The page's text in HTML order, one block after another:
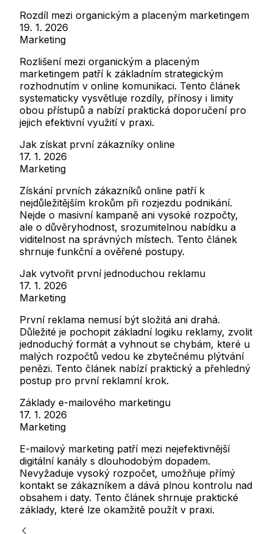
Rozdíl mezi organickým a placeným marketingem
19. 1. 2026
Marketing
Rozlišení mezi organickým a placeným
marketingem patří k základním strategickým
rozhodnutím v online komunikaci. Tento článek
systematicky vysvětluje rozdíly, přínosy i limity
obou přístupů a nabízí praktická doporučení pro
jejich efektivní využití v praxi.
Jak získat první zákazníky online
17. 1. 2026
Marketing
Získání prvních zákazníků online patří k
nejdůležitějším krokům při rozjezdu podnikání.
Nejde o masivní kampaně ani vysoké rozpočty,
ale o důvěryhodnost, srozumitelnou nabídku a
viditelnost na správných místech. Tento článek
shrnuje funkční a ověřené postupy.
Jak vytvořit první jednoduchou reklamu
17. 1. 2026
Marketing
První reklama nemusí být složitá ani drahá.
Důležité je pochopit základní logiku reklamy, zvolit
jednoduchý formát a vyhnout se chybám, které u
malých rozpočtů vedou ke zbytečnému plýtvání
penězi. Tento článek nabízí praktický a přehledný
postup pro první reklamní krok.
Základy e-mailového marketingu
17. 1. 2026
Marketing
E-mailový marketing patří mezi nejefektivnější
digitální kanály s dlouhodobým dopadem.
Nevyžaduje vysoký rozpočet, umožňuje přímý
kontakt se zákazníkem a dává plnou kontrolu nad
obsahem i daty. Tento článek shrnuje praktické
základy, které lze okamžitě použít v praxi.